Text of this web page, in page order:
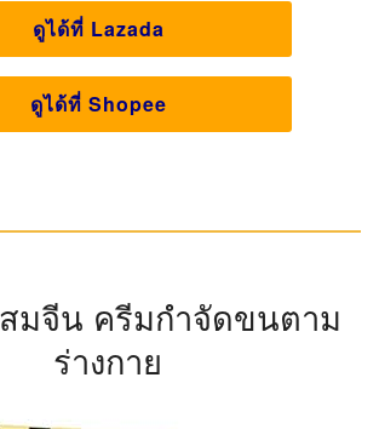
ดูได้ที่ Lazada
ดูได้ที่ Shopee
มจีน ครีมกำจัดขนตาม
ร่างกาย